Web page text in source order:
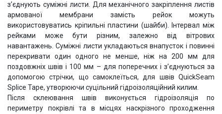
з’єднують суміжні листи. Для механічного закріплення листів
армованої мембрани замість рейок можуть
використовуватись кріпильні пластини (шайби). Інтервал між
рейками може бути різним, залежно від вітрових
навантажень. Суміжні листи укладаються внапусток і повинні
перекривати один одного не менше, ніж на 200 мм для
поздовжніх швів і 100 мм – для поперечних і з’єднуються за
допомогою стрічки, що самоклеїться, для швів QuickSeam
Splice Tape, утворюючи суцільний гідроізоляційний килим.
Після склеювання швів виконується гідроізоляція по
периметру покрівлі та в місцях наскрізного проходження